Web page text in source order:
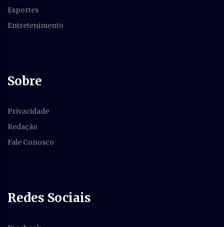
Esportes
Entretenimento
Sobre
Privacidade
Redação
Fale Conosco
Redes Sociais